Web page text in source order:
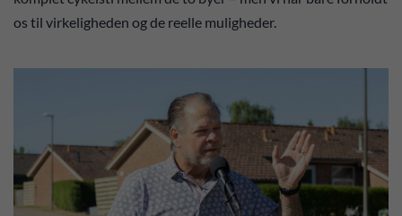
os til virkeligheden og de reelle muligheder.